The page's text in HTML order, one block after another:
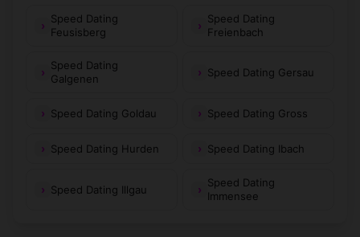
Speed Dating
Feusisberg
Speed Dating
Freienbach
Speed Dating
Galgenen
Speed Dating Gersau
Speed Dating Goldau Speed Dating Gross
Speed Dating Hurden Speed Dating Ibach
Speed Dating Illgau
Speed Dating
Immensee